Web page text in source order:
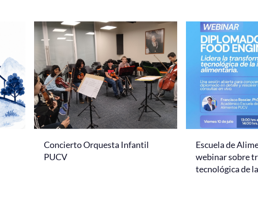
Concierto Orquesta Infantil
PUCV
Escuela de
webinar sobre
tecnológica de